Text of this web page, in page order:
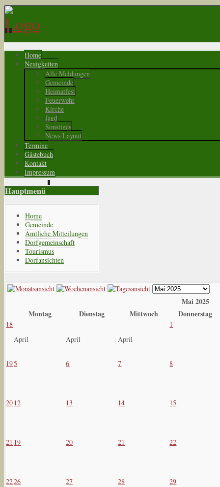
Home
Neuigkeiten
Alle Meldungen
Gemeinde
Heimatfest
Feuerwehr
Kirche
Jagd
Sonstiges
News Layout
Termine
Gästebuch
Kontakt
Impressum
Hauptmenü
Home
Gemeinde
Amtliche Mitteilungen
Dorfgemeinschaft
Tourismus
Dorfansichten
Mai 2025
Montag
Dienstag Mittwoch Donnerstag
18
April
April April
1
195 6 7 8
20 12 13 14 15
21 19 20 21 22
2226 27 28 29